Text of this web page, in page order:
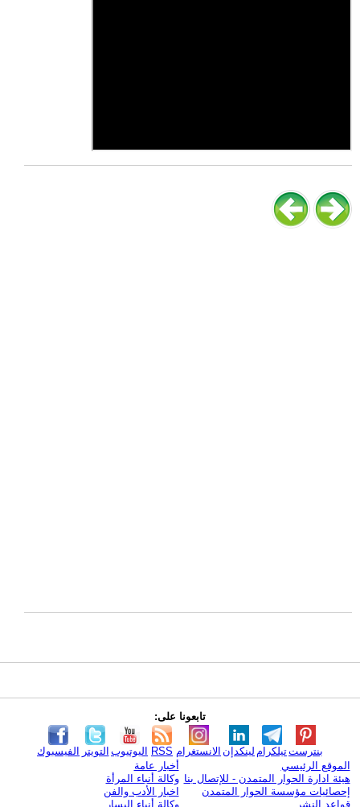
تابعونا على:
الفيسبوك التويتر اليوتيوب RSS الانستغرام لينكدإن تيلكرامبنترست
الموقع الرئيسي
هيئة ادارة الحوار المتمدن - للإتصال بنا
إحصائيات مؤسسة الحوار المتمدن
قواعد النشر
أخبار عامة
وكالة أنباء المرأة
اخبار الأدب والفن
وكالة أنباء اليسار